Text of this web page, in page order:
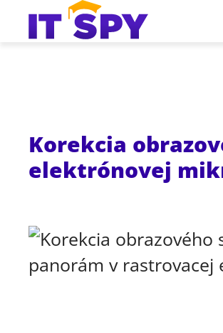
Korekcia
elektrónovej